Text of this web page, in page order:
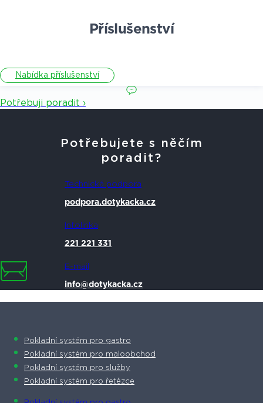
Příslušenství
Nabídka příslušenství
Potřebuji poradit ›
Potřebujete s něčím
poradit?
Technická podpora
podpora.dotykacka.cz
Infolinka
221 221 331
E-mail
info@dotykacka.cz
Pokladní systém pro gastro
Pokladní systém pro maloobchod
Pokladní systém pro služby
Pokladní systém pro řetězce